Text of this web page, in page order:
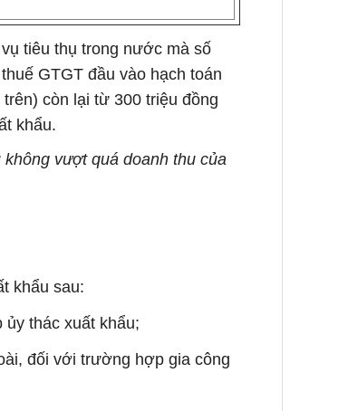
tiêu thụ trong nước mà số
GTGT đầu vào hạch toán
còn lại từ 300 triệu đồng
khẩu.
vượt quá doanh thu của
khẩu sau:
thác xuất khẩu;
đối với trường hợp gia công